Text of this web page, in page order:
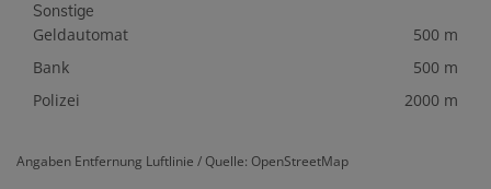
Sonstige
Geldautomat
500 m
Bank
500 m
Polizei
2000 m
Angaben Entfernung Luftlinie / Quelle: OpenStreetMap